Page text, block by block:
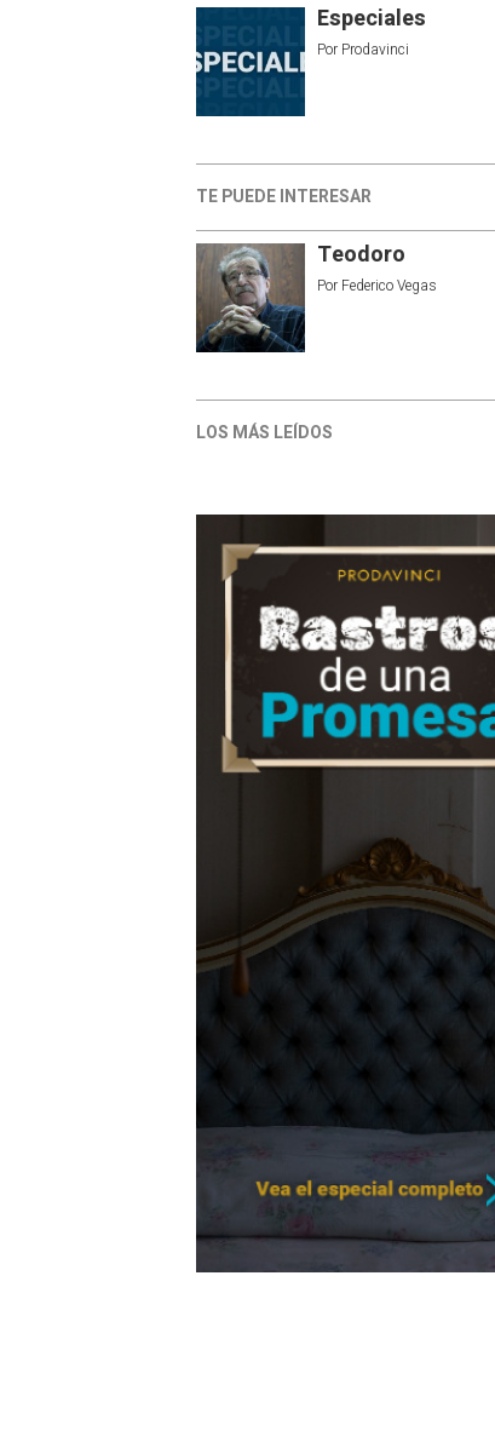
Especiales
Por Prodavinci
TE PUEDE INTERESAR
Teodoro
Por Federico Vegas
LOS MÁS LEÍDOS